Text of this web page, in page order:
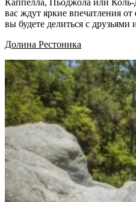
вас ждут яркие впечатления от
вы будете делиться с
Долина Рестоника